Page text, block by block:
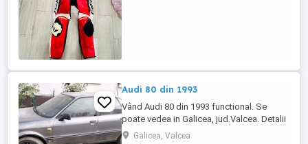
Audi 80 din 1993
Vând Audi 80 din 1993 functional. Se
poate vedea in Galicea, jud.Valcea. Detalii
la . Galicea, Valcea